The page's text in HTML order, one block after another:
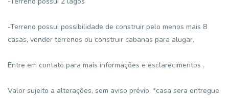
-Terreno possui possibilidade de construir pelo menos mais 8
casas, vender terrenos ou construir cabanas para alugar.
Entre em contato para mais informações e esclarecimentos .
Valor sujeito a alterações, sem aviso prévio. *casa sera entregue